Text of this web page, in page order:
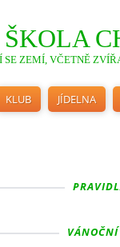
ZEMÍ, VČETNĚ
KLUB JÍDELNA